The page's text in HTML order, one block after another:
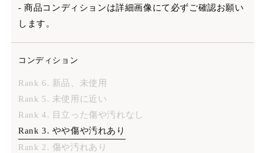
- 商品コンディションは詳細画像にて必ずご確認お願い
します。
コンディション
Rank 6. 新品、未使用
Rank 5. 未使用に近い
Rank 4. 目立った傷や汚れなし
Rank 3. やや傷や汚れあり
Rank 2. 傷や汚れあり